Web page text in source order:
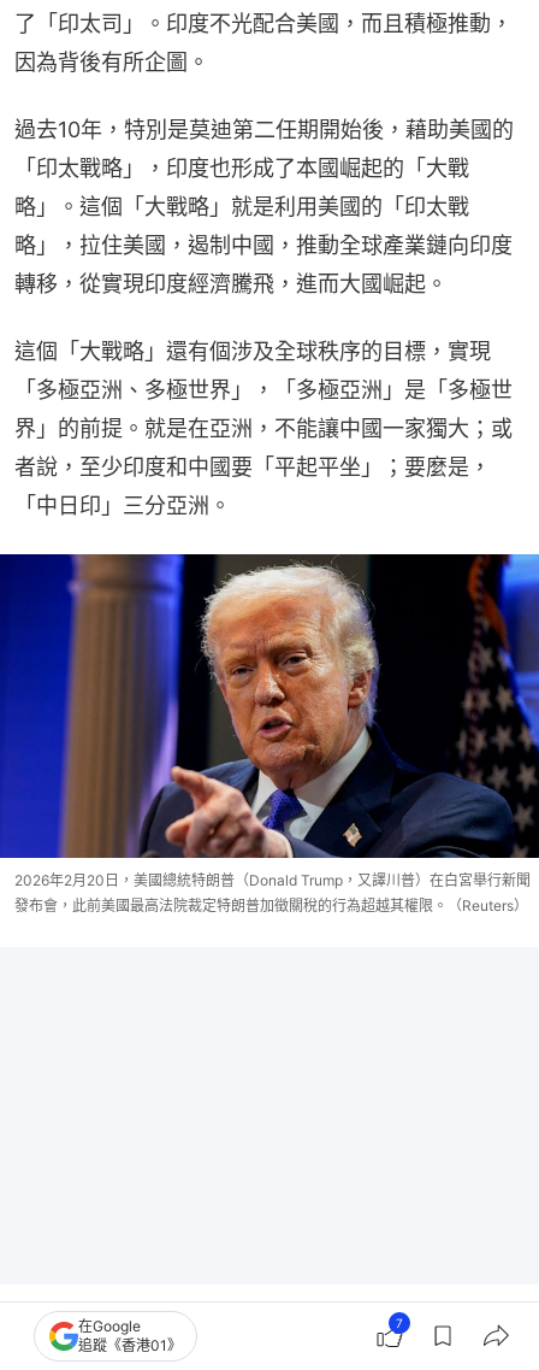
了「印太司」。印度不光配合美國，而且積極推動，
因為背後有所企圖。
過去10年，特別是莫迪第二任期開始後，藉助美國的
「印太戰略」，印度也形成了本國崛起的「大戰
略」。這個「大戰略」就是利用美國的「印太戰
略」，拉住美國，遏制中國，推動全球產業鏈向印度
轉移，從實現印度經濟騰飛，進而大國崛起。
這個「大戰略」還有個涉及全球秩序的目標，實現
「多極亞洲、多極世界」，「多極亞洲」是「多極世
界」的前提。就是在亞洲，不能讓中國一家獨大；或
者說，至少印度和中國要「平起平坐」；要麼是，
「中日印」三分亞洲。
2026年2月20日，美國總統特朗普（Donald Trump，又譯川普）在白宮舉行新聞
發布會，此前美國最高法院裁定特朗普加徵關稅的行為超越其權限。（Reuters）
2018年，特朗普對中國發動貿易戰，印度就遊說全球
1000多家跨國公司將他們在中國的產業鏈轉移到印
在Google
追蹤《香港01》
7